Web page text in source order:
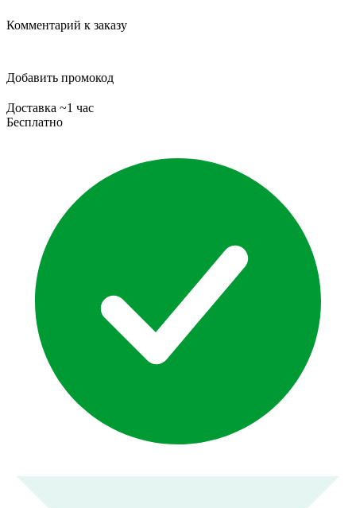
Комментарий к заказу
Добавить промокод
Доставка ~1 час
Бесплатно